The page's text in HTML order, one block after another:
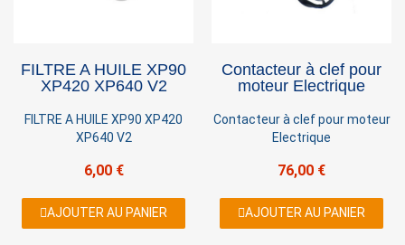
FILTRE A HUILE XP90
XP420 XP640 V2
FILTRE A HUILE XP90 XP420
XP640 V2
6,00 €
AJOUTER AU PANIER
Contacteur à clef pour
moteur Electrique
Contacteur à clef pour moteur
Electrique
76,00 €
AJOUTER AU PANIER